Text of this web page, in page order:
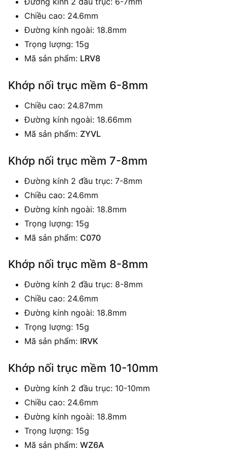
Chiều cao: 24.6mm
Đường kính ngoài: 18.8mm
Trọng lượng: 15g
Mã sản phẩm: LRV8
Khớp nối trục mềm 6-8mm
Chiều cao: 24.87mm
Đường kính ngoài: 18.66mm
Mã sản phẩm: ZYVL
Khớp nối trục mềm 7-8mm
Đường kính 2 đầu trục: 7-8mm
Chiều cao: 24.6mm
Đường kính ngoài: 18.8mm
Trọng lượng: 15g
Mã sản phẩm: C070
Khớp nối trục mềm 8-8mm
Đường kính 2 đầu trục: 8-8mm
Chiều cao: 24.6mm
Đường kính ngoài: 18.8mm
Trọng lượng: 15g
Mã sản phẩm: IRVK
Khớp nối trục mềm 10-10mm
Đường kính 2 đầu trục: 10-10mm
Chiều cao: 24.6mm
Đường kính ngoài: 18.8mm
Trọng lượng: 15g
Mã sản phẩm: WZ6A